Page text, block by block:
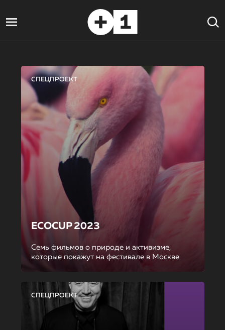
СПЕЦПРОЕКТ
ECOCUP 2023
Семь фильмов о природе и активизме,
которые покажут на фестивале в Москве
СПЕЦПРОЕКТ